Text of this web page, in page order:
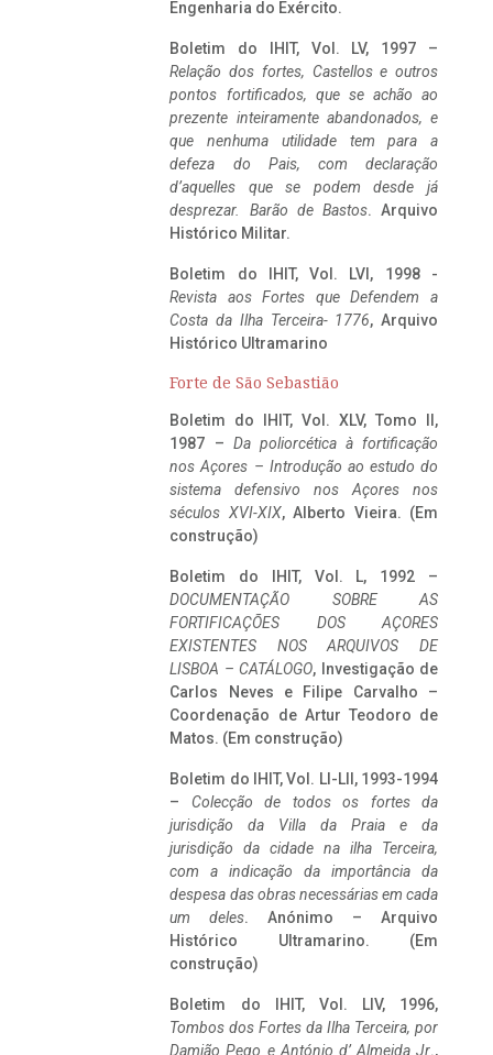
Engenharia do Exército.
Boletim do IHIT, Vol. LV, 1997 –
Relação dos fortes, Castellos e outros
pontos fortificados, que se achão ao
prezente inteiramente abandonados, e
que nenhuma utilidade tem para a
defeza do Pais, com declaração
d’aquelles que se podem desde já
desprezar. Barão de Bastos. Arquivo
Histórico Militar.
Boletim do IHIT, Vol. LVI, 1998 -
Revista aos Fortes que Defendem a
Costa da Ilha Terceira- 1776, Arquivo
Histórico Ultramarino
Forte de São Sebastião
Boletim do IHIT, Vol. XLV, Tomo II,
1987 – Da poliorcética à fortificação
nos Açores – Introdução ao estudo do
sistema defensivo nos Açores nos
séculos XVI-XIX, Alberto Vieira. (Em
construção)
Boletim do IHIT, Vol. L, 1992 –
DOCUMENTAÇÃO SOBRE AS
FORTIFICAÇÕES DOS AÇORES
EXISTENTES NOS ARQUIVOS DE
LISBOA – CATÁLOGO, Investigação de
Carlos Neves e Filipe Carvalho –
Coordenação de Artur Teodoro de
Matos. (Em construção)
Boletim do IHIT, Vol. LI-LII, 1993-1994
– Colecção de todos os fortes da
jurisdição da Villa da Praia e da
jurisdição da cidade na ilha Terceira,
com a indicação da importância da
despesa das obras necessárias em cada
um deles. Anónimo – Arquivo
Histórico Ultramarino. (Em
construção)
Boletim do IHIT, Vol. LIV, 1996,
Tombos dos Fortes da Ilha Terceira, por
Damião Pego e António d’ Almeida Jr.,